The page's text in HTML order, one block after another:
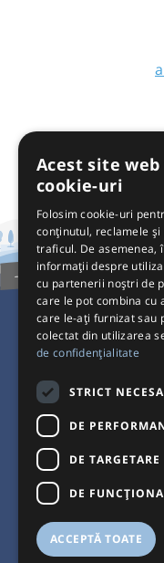
Pentru
Acest site
cookie-uri
Folosim cookie-uri
conținutul, reclamele și
traficul. De asemenea,
informații despre
cu partenerii noștri de
care le pot combina cu
care le-ați furnizat sau
colectat din utilizarea
de confidențialitate
STRICT
DE
DE TARGETARE
DE
ACCEPTĂ TOATE